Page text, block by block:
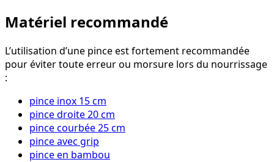
Matériel recommandé
L’utilisation d’une pince est fortement recommandée
pour éviter toute erreur ou morsure lors du nourrissage
:
pince inox 15 cm
pince droite 20 cm
pince courbée 25 cm
pince avec grip
pince en bambou